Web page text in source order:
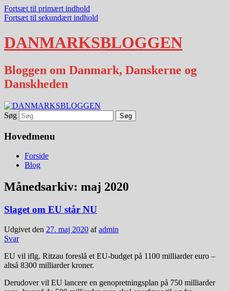
Fortsæt til primært indhold
Fortsæt til sekundært indhold
DANMARKSBLOGGEN
Bloggen om Danmark, Danskerne og
Danskheden
Søg
Hovedmenu
Forside
Blog
Månedsarkiv: maj 2020
Slaget om EU står NU
Udgivet den 27. maj 2020 afadmin
Svar
EU vil iflg. Ritzau foreslå et EU-budget på 1100 milliarder euro –
altså 8300 milliarder kroner.
Derudover vil EU lancere en genopretningsplan på 750 milliarder